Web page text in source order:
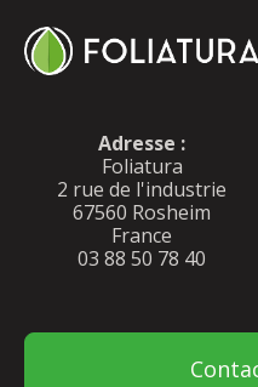
Adresse :
Foliatura
2 rue de l'industrie
67560 Rosheim
France
03 88 50 78 40